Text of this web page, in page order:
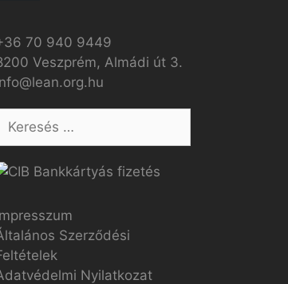
70 940 9449
Veszprém, Almádi út 3.
Szerződési
Nyilatkozat